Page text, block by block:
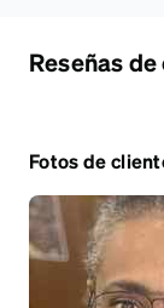
Reseñas
Fotos de